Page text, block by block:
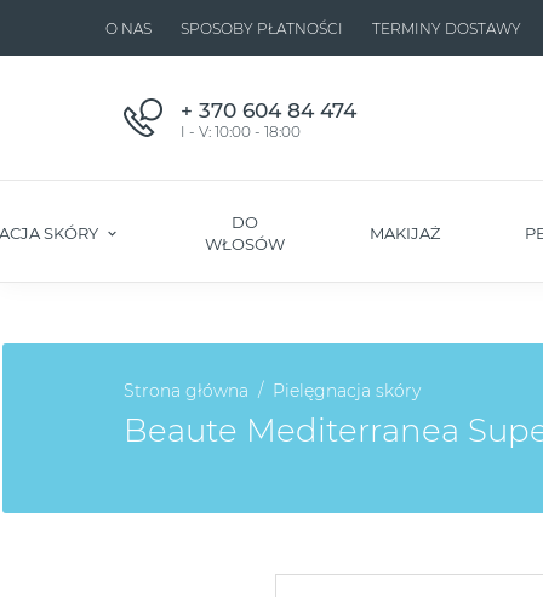
O NAS SPOSOBY PŁATNOŚCI TERMINY DOSTAWY
+ 370 604 84 474
I - V: 10:00 - 18:00
SKÓRY
DO
WŁOSÓW
MAKIJAŻ
Strona główna Pielęgnacja skóry
Beaute Mediterranea